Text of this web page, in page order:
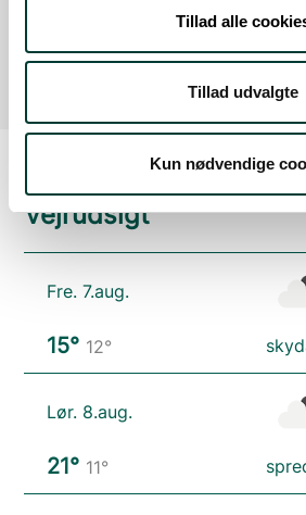
Tillad alle
Tillad udvalgte
Kun nødvendige
Der er ingen parkeringspladser i
Vejrudsigt
Fre. 7.aug.
15° 12°
Lør. 8.aug.
21° 11°